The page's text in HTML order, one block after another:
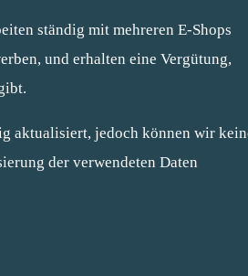
ständig mit mehreren E-Shops
und erhalten eine Vergütung,
aktualisiert, jedoch können wir
der verwendeten Daten